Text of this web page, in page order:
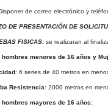
de correo electrónico y
DE PRESENTACIÓN DE
FISICAS: se realizaran al
hombres menores de 16 años y
: 6 series de 40 metros en
Resistencia: 2000 metros en
hombres mayores de 16 años: